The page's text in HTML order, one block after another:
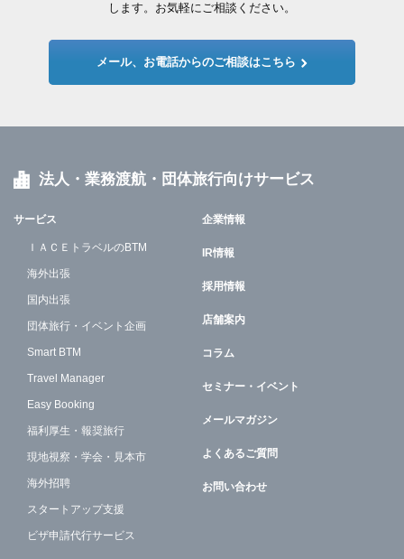
します。お気軽にご相談ください。
メール、お電話からのご相談はこちら
法人・業務渡航・団体旅行向けサービス
サービス
ＩＡＣＥトラベルのBTM
海外出張
国内出張
団体旅行・イベント企画
Smart BTM
Travel Manager
Easy Booking
福利厚生・報奨旅行
現地視察・学会・見本市
海外招聘
スタートアップ支援
ビザ申請代行サービス
企業情報
IR情報
採用情報
店舗案内
コラム
セミナー・イベント
メールマガジン
よくあるご質問
お問い合わせ